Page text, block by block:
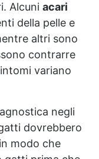
Alcuni acari
della pelle e
altri sono
contrarre
variano
negli
dovrebbero
modo che